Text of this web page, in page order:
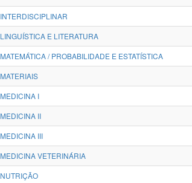
INTERDISCIPLINAR
LINGUÍSTICA E LITERATURA
MATEMÁTICA / PROBABILIDADE E ESTATÍSTICA
MATERIAIS
MEDICINA I
MEDICINA II
MEDICINA III
MEDICINA VETERINÁRIA
NUTRIÇÃO